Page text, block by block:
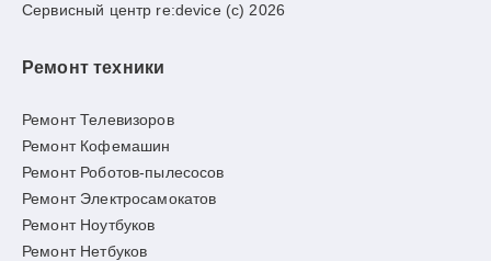
Сервисный центр re:device (c) 2026
Ремонт техники
Ремонт Телевизоров
Ремонт Кофемашин
Ремонт Роботов-пылесосов
Ремонт Электросамокатов
Ремонт Ноутбуков
Ремонт Нетбуков